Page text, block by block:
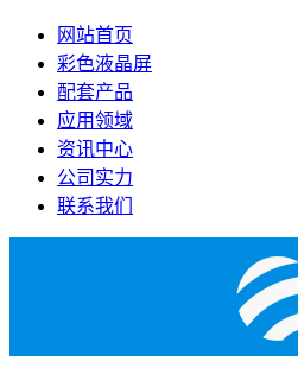
网站首页
彩色液晶屏
配套产品
应用领域
资讯中心
公司实力
联系我们